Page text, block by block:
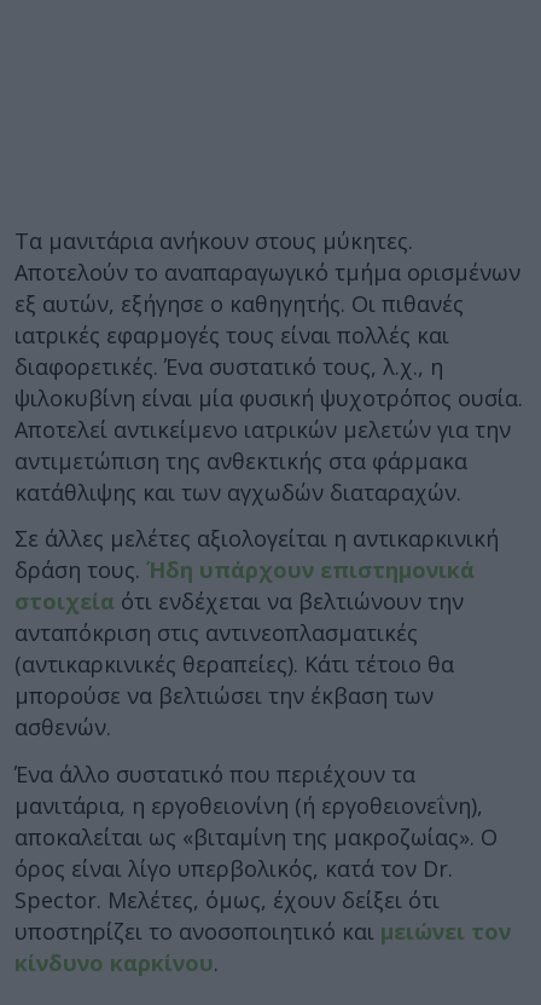
Τα μανιτάρια ανήκουν στους μύκητες.
Αποτελούν το αναπαραγωγικό τμήμα ορισμένων
εξ αυτών, εξήγησε ο καθηγητής. Οι πιθανές
ιατρικές εφαρμογές τους είναι πολλές και
διαφορετικές. Ένα συστατικό τους, λ.χ., η
ψιλοκυβίνη είναι μία φυσική ψυχοτρόπος ουσία.
Αποτελεί αντικείμενο ιατρικών μελετών για την
αντιμετώπιση της ανθεκτικής στα φάρμακα
κατάθλιψης και των αγχωδών διαταραχών.
Σε άλλες μελέτες αξιολογείται η αντικαρκινική
δράση τους. Ήδη υπάρχουν επιστημονικά
στοιχεία ότι ενδέχεται να βελτιώνουν την
ανταπόκριση στις αντινεοπλασματικές
(αντικαρκινικές θεραπείες). Κάτι τέτοιο θα
μπορούσε να βελτιώσει την έκβαση των
ασθενών.
Ένα άλλο συστατικό που περιέχουν τα
μανιτάρια, η εργοθειονίνη (ή εργοθειονεΐνη),
αποκαλείται ως «βιταμίνη της μακροζωίας». Ο
όρος είναι λίγο υπερβολικός, κατά τον Dr.
Spector. Μελέτες, όμως, έχουν δείξει ότι
υποστηρίζει το ανοσοποιητικό και μειώνει τον
κίνδυνο καρκίνου.